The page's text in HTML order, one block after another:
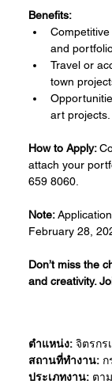
Benefits:
and
Travel or
town
art projects.
How to Apply:
attach your
659 8060.
Note:
February 28,
Don’t miss the
and creativity.
ตำแหน่ง: จิตรกร
สถานที่ทำงาน: ก
ประเภทงาน: ตา